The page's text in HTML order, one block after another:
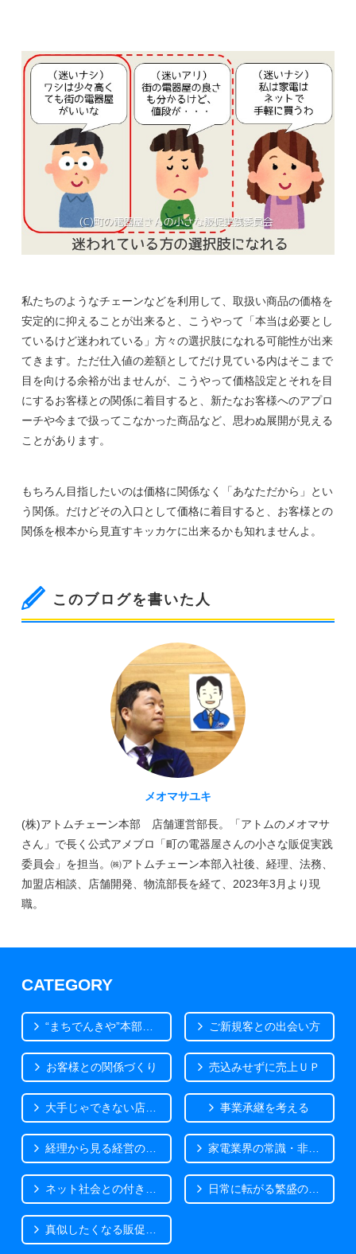
私たちのようなチェーンなどを利用して、取扱い商品の価格を
安定的に抑えることが出来ると、こうやって「本当は必要とし
ているけど迷われている」方々の選択肢になれる可能性が出来
てきます。ただ仕入値の差額としてだけ見ている内はそこまで
目を向ける余裕が出ませんが、こうやって価格設定とそれを目
にするお客様との関係に着目すると、新たなお客様へのアプロ
ーチや今まで扱ってこなかった商品など、思わぬ展開が見える
ことがあります。
もちろん目指したいのは価格に関係なく「あなただから」とい
う関係。だけどその入口として価格に着目すると、お客様との
関係を根本から見直すキッカケに出来るかも知れませんよ。
このブログを書いた人
メオマサユキ
(株)アトムチェーン本部 店舗運営部長。「アトムのメオマサ
さん」で長く公式アメブロ「町の電器屋さんの小さな販促実践
委員会」を担当。㈱アトムチェーン本部入社後、経理、法務、
加盟店相談、店舗開発、物流部長を経て、2023年3月より現
職。
CATEGORY
“まちでんきや”本部から ご新規客との出会い方
お客様との関係づくり 売込みせずに売上ＵＰ
大手じゃできない店づくり 事業承継を考える
経理から見る経営の気づき 家電業界の常識・非常識
ネット社会との付き合い方 日常に転がる繁盛のヒント
真似したくなる販促事例